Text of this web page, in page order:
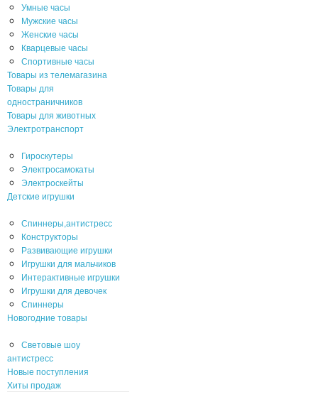
Умные часы
Мужские часы
Женские часы
Кварцевые часы
Спортивные часы
Товары из телемагазина
Товары для
одностраничников
Товары для животных
Электротранспорт
Гироскутеры
Электросамокаты
Электроскейты
Детские игрушки
Спиннеры,антистресс
Конструкторы
Развивающие игрушки
Игрушки для мальчиков
Интерактивные игрушки
Игрушки для девочек
Спиннеры
Новогодние товары
Световые шоу
антистресс
Новые поступления
Хиты продаж